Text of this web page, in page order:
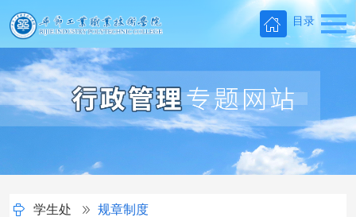
目录
学生处 规章制度